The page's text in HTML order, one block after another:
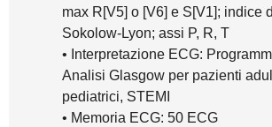
max R[V5] o [V6] e S[V1]; indice
Sokolow-Lyon; assi P, R, T
• Interpretazione ECG:
Analisi Glasgow per pazienti
pediatrici, STEMI
• Memoria ECG: 50 ECG